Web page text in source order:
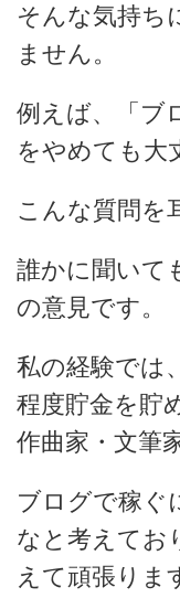
そんな気持ち
ません。
例えば、「ブ
をやめても大
こんな質問を
誰かに聞いて
の意見です。
私の経験では
程度貯金を貯
作曲家・文筆
ブログで稼ぐ
なと考えてお
えて頑張りま